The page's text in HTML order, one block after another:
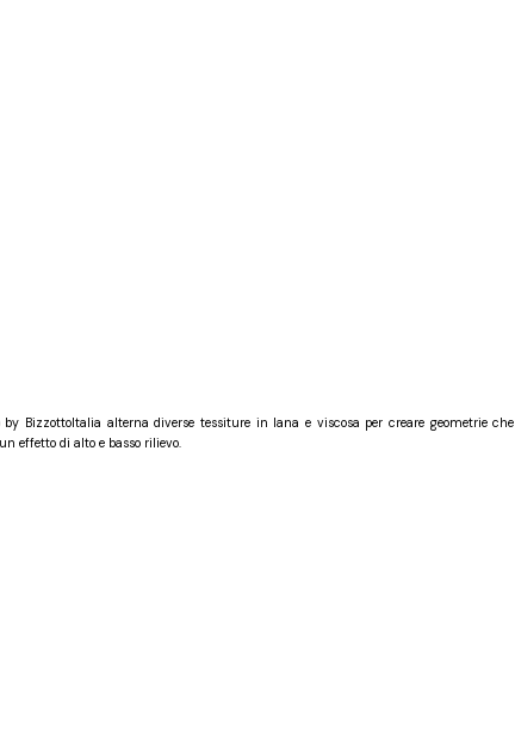
by BizzottoItalia alterna diverse tessiture in lana e viscosa per creare geometrie che
effetto di alto e basso rilievo.